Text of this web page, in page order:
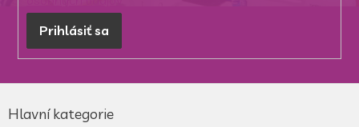
Prihlásiť sa
Hlavní kategorie